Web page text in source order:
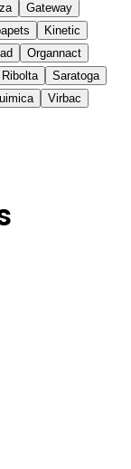
Gateway
Kinetic
Organnact
Ribolta
Saratoga
Virbac